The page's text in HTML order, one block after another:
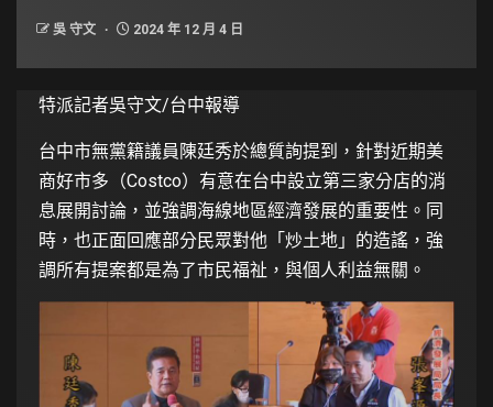
吳 守文 2024 年 12 月 4 日
特派記者吳守文/台中報導
台中市無黨籍議員陳廷秀於總質詢提到，針對近期美
商好市多（Costco）有意在台中設立第三家分店的消
息展開討論，並強調海線地區經濟發展的重要性。同
時，也正面回應部分民眾對他「炒土地」的造謠，強
調所有提案都是為了市民福祉，與個人利益無關。